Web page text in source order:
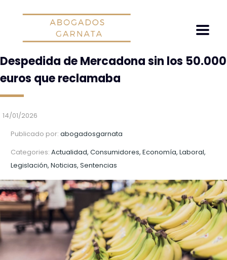
Despedida de Mercadona sin los 50.000
euros que reclamaba
14/01/2026
Publicado por: abogadosgarnata
Categories: Actualidad, Consumidores, Economía, Laboral,
Legislación, Noticias, Sentencias